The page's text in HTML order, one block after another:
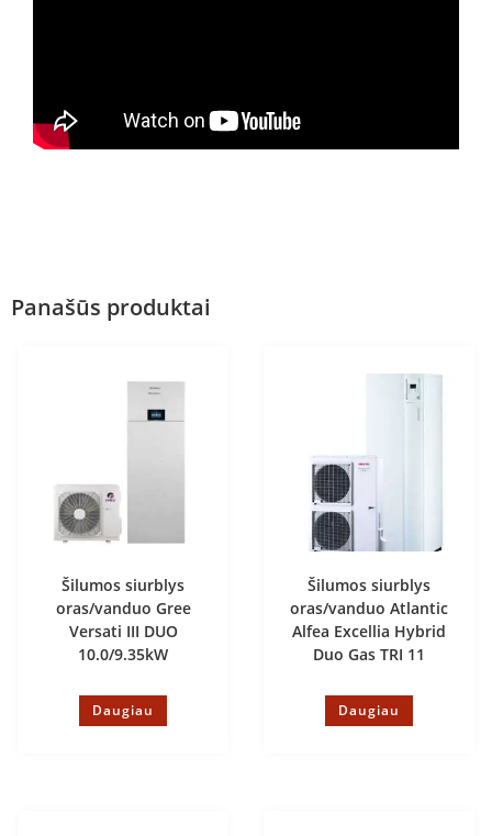
Panašūs produktai
Šilumos siurblys
oras/vanduo Gree
Versati III DUO
10.0/9.35kW
Daugiau
Šilumos siurblys
oras/vanduo Atlantic
Alfea Excellia Hybrid
Duo Gas TRI 11
Daugiau